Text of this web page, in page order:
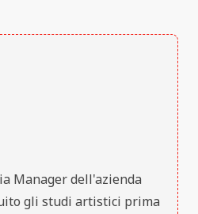
Manager dell'azienda
gli studi artistici prima